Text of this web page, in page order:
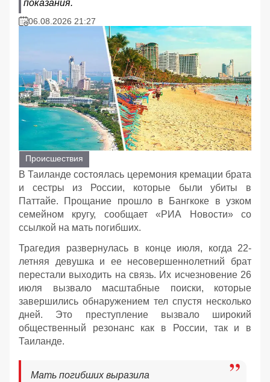
показания.
06.08.2026 21:27
Происшествия
В Таиланде состоялась церемония кремации брата
и сестры из России, которые были убиты в
Паттайе. Прощание прошло в Бангкоке в узком
семейном кругу, сообщает «РИА Новости» со
ссылкой на мать погибших.
Трагедия развернулась в конце июля, когда 22-
летняя девушка и ее несовершеннолетний брат
перестали выходить на связь. Их исчезновение 26
июля вызвало масштабные поиски, которые
завершились обнаружением тел спустя несколько
дней. Это преступление вызвало широкий
общественный резонанс как в России, так и в
Таиланде.
Мать погибших выразила